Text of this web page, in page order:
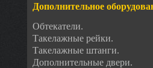
Дополнительное
Обтекатели.
Такелажные рейки.
Такелажные штанги.
Дополнительные двери.